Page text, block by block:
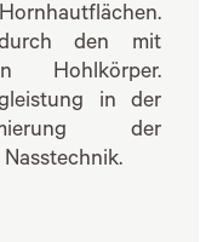
durch den mit
Hohlkörper.
in der
der